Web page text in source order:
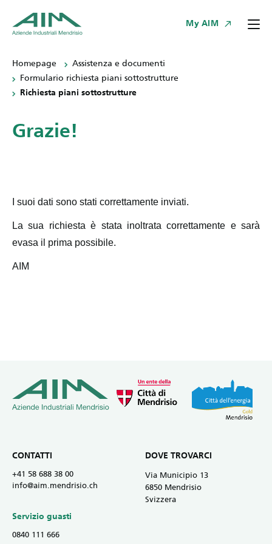
My AIM
Homepage
Assistenza e documenti
Formulario richiesta piani sottostrutture
Richiesta piani sottostrutture
Grazie!
I suoi dati sono stati correttamente inviati.
La sua richiesta è stata inoltrata correttamente e sarà
evasa il prima possibile.
AIM
CONTATTI
+41 58 688 38 00
info@aim.mendrisio.ch
Servizio guasti
0840 111 666
DOVE TROVARCI
Via Municipio 13
6850 Mendrisio
Svizzera